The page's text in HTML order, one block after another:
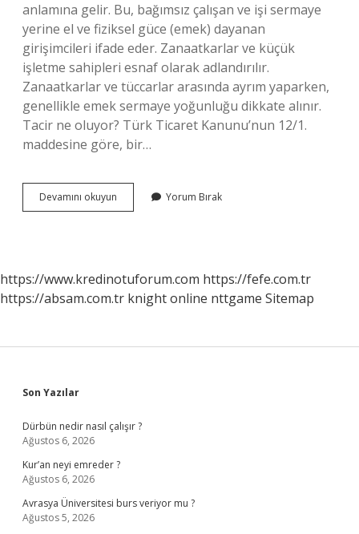
anlamına gelir. Bu, bağımsız çalışan ve işi sermaye
yerine el ve fiziksel güce (emek) dayanan
girişimcileri ifade eder. Zanaatkarlar ve küçük
işletme sahipleri esnaf olarak adlandırılır.
Zanaatkarlar ve tüccarlar arasında ayrım yaparken,
genellikle emek sermaye yoğunluğu dikkate alınır.
Tacir ne oluyor? Türk Ticaret Kanunu’nun 12/1.
maddesine göre, bir…
Devamını okuyun
Ve
Yorum Bırak
https://www.kredinotuforum.com https://fefe.com.tr
https://absam.com.tr knight online nttgame Sitemap
Sidebar
Son Yazılar
Dürbün nedir nasıl çalışır ?
Ağustos 6, 2026
Kur’an neyi emreder ?
Ağustos 6, 2026
Avrasya Üniversitesi burs veriyor mu ?
Ağustos 5, 2026